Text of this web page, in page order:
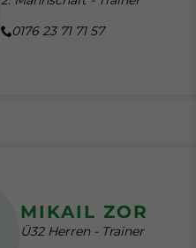
0176 23 71 71 57
MIKAIL ZOR
Ü32 Herren - Trainer